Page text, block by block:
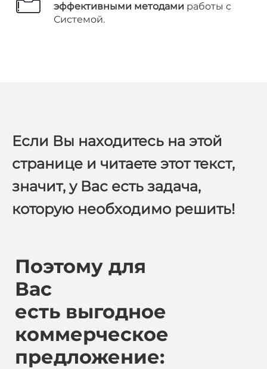
эффективными методами работы с
Системой.
Если Вы находитесь на этой
странице и читаете этот текст,
значит, у Вас есть задача,
которую необходимо решить!
Поэтому для
Вас
есть выгодное
коммерческое
предложение: